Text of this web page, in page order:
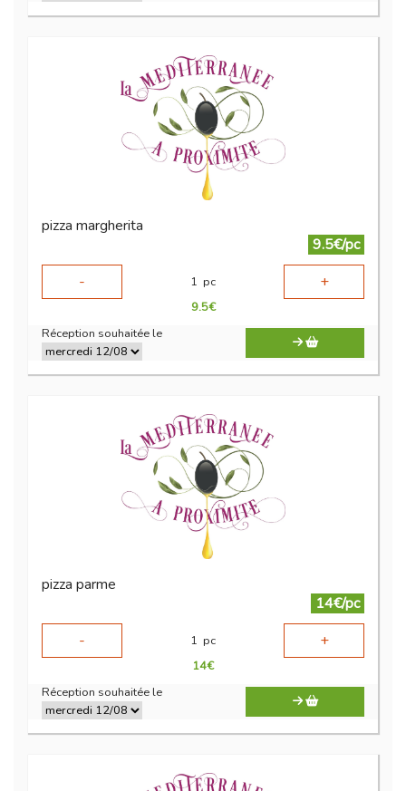
pizza margherita
9.5€/pc
-
1 pc +
9.5€
Réception souhaitée le
pizza parme
14€/pc
-
1 pc +
14€
Réception souhaitée le